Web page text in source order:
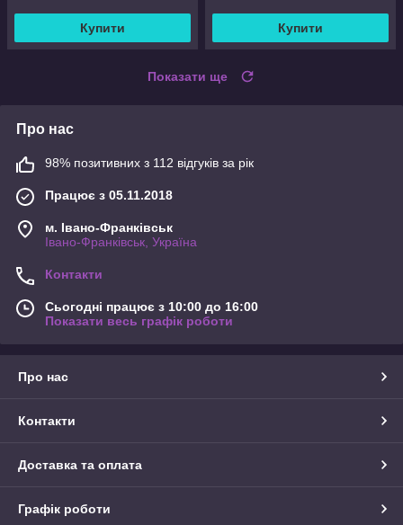
Купити Купити
Показати ще
Про нас
98% позитивних з 112 відгуків за рік
Працює з 05.11.2018
м. Івано-Франківськ
Івано-Франківськ, Україна
Контакти
Сьогодні працює з 10:00 до 16:00
Показати весь графік роботи
Про нас
Контакти
Доставка та оплата
Графік роботи